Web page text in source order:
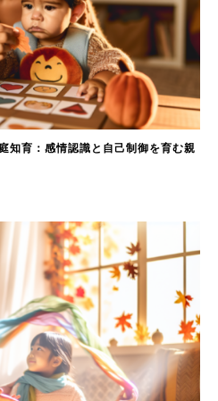
知育：感情認識と自己制御を育む親